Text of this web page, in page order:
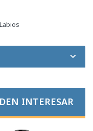
Labios
INTERESAR